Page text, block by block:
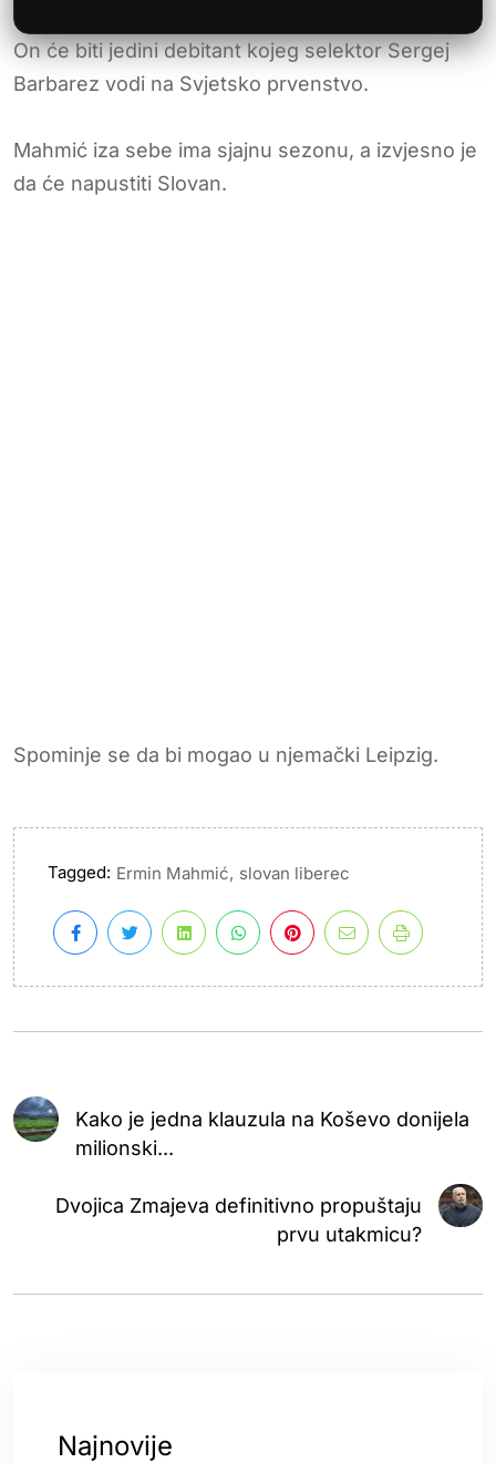
On će biti jedini debitant kojeg selektor Sergej
Barbarez vodi na Svjetsko prvenstvo.
Mahmić iza sebe ima sjajnu sezonu, a izvjesno je
da će napustiti Slovan.
Spominje se da bi mogao u njemački Leipzig.
Tagged: Ermin Mahmić, slovan liberec
Kako je jedna klauzula na Koševo donijela
milionski...
Dvojica Zmajeva definitivno propuštaju
prvu utakmicu?
Najnovije